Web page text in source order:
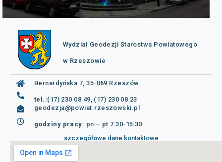
Wydział Geodezji Starostwa Powiatowego
w Rzeszowie
Bernardyńska 7, 35-069 Rzeszów
tel.:(17) 230 08 49, (17) 230 08 23
geodezja@powiat.rzeszowski.pl
godziny pracy: pn – pt 7:30-15:30
szczegółowe dane kontaktowe